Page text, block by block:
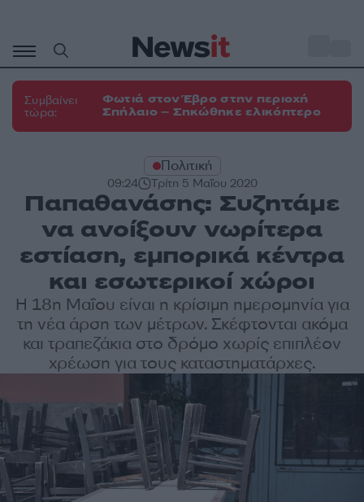
περιεχόμενο
Συμβαίνει
τώρα:
Φωτιά στον Έβρο στην περιοχή
Σπήλαιο – Σηκώθηκε ελικόπτερο
Πολιτική
09:24 Τρίτη 5 Μαΐου 2020
Παπαθανάσης: Συζητάμε
να ανοίξουν νωρίτερα
εστίαση, εμπορικά κέντρα
και εσωτερικοί χώροι
Η 18η Μαΐου είναι η κρίσιμη ημερομηνία για
τη νέα άρση των μέτρων. Σκέφτονται ακόμα
και τραπεζάκια στο δρόμο χωρίς επιπλέον
χρέωση για τους καταστηματάρχες.